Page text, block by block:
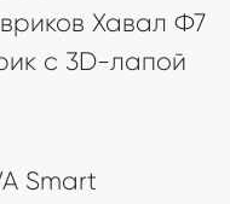
Хавал Ф7
с 3D-лапой
Smart